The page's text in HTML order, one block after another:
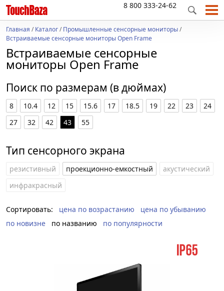
8 800 333-24-62
Главная /Каталог/Промышленные сенсорные мониторы/
Встраиваемые сенсорные мониторы Open Frame
Встраиваемые сенсорные
мониторы Open Frame
Поиск по размерам (в дюймах)
8 10.4 12 15 15.6 17 18.5 19 22 23
24
27
32 42 43 55
Тип сенсорного экрана
резистивный проекционно-емкостный
акустический
инфракрасный
Сортировать: цена по возрастанию
цена по убыванию
по новизне
по названию по популярности